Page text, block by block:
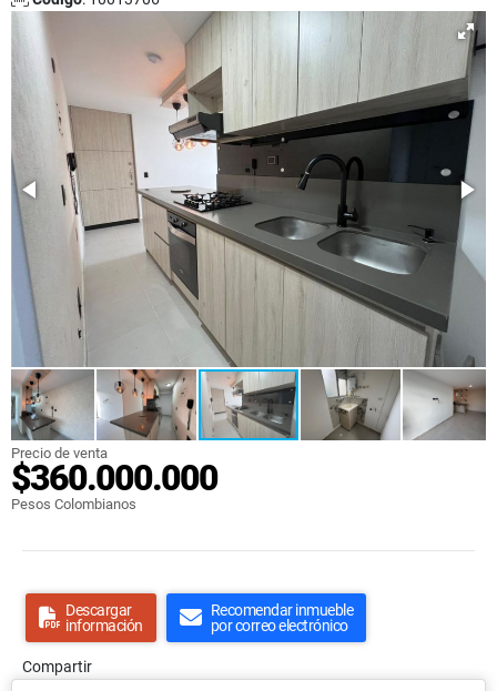
Precio de venta
$360.000.000
Pesos Colombianos
Descargar
información
Recomendar inmueble
por correo electrónico
Compartir